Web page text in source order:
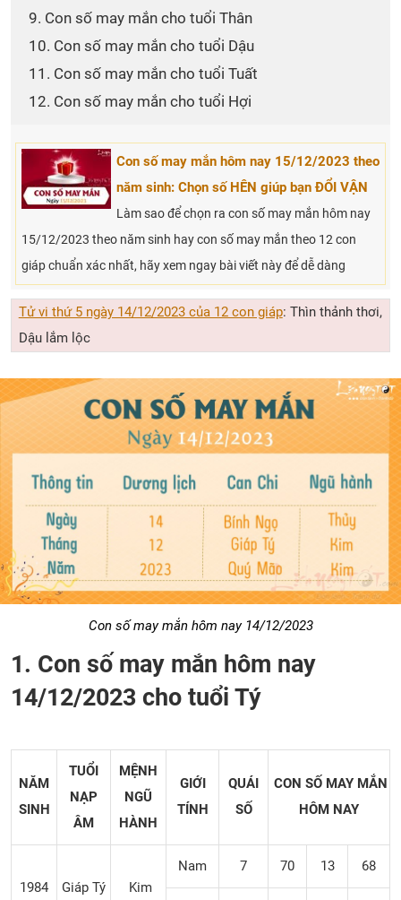
9. Con số may mắn cho tuổi Thân
10. Con số may mắn cho tuổi Dậu
11. Con số may mắn cho tuổi Tuất
12. Con số may mắn cho tuổi Hợi
Con số may mắn hôm nay 15/12/2023 theo
năm sinh: Chọn số HÊN giúp bạn ĐỔI VẬN
Làm sao để chọn ra con số may mắn hôm nay
15/12/2023 theo năm sinh hay con số may mắn theo 12 con
giáp chuẩn xác nhất, hãy xem ngay bài viết này để dễ dàng
Tử vi thứ 5 ngày 14/12/2023 của 12 con giáp: Thìn thảnh thơi,
Dậu lắm lộc
Con số may mắn hôm nay 14/12/2023
1. Con số may mắn hôm nay
14/12/2023 cho tuổi Tý
NĂM
SINH
TUỔI
NẠP
ÂM
MỆNH
NGŨ
HÀNH
GIỚI
TÍNH
QUÁI
SỐ
CON SỐ MAY MẮN
HÔM NAY
1984 Giáp Tý Kim
Nam 7 70 13 68